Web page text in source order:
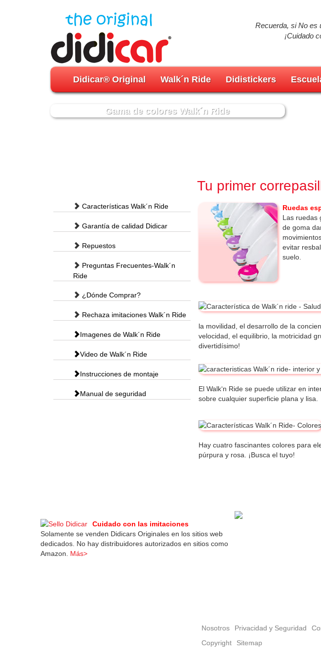
Recuerda, si No es
¡Cuidado
Didicar® Original Walk´n Ride Didistickers
Gama de colores Walk´n Ride
Características Walk´n Ride
Garantía de calidad Didicar
Repuestos
Preguntas Frecuentes-Walk´n
Ride
¿Dónde Comprar?
Rechaza imitaciones Walk´n Ride
Imagenes de Walk´n Ride
Video de Walk´n Ride
Instrucciones de montaje
Manual de seguridad
Tu primer
Ruedas
Las ruedas
de goma
evitar
suelo.
la movilidad, el desarrollo de la
velocidad, el equilibrio, la motricidad
divertidísimo!
El Walk‘n Ride se puede utilizar en
sobre cualquier superficie plana y lisa.
Hay cuatro fascinantes colores para
púrpura y rosa. ¡Busca el tuyo!
Cuidado con las imitaciones
Solamente se venden Didicars Originales en los sitios web
dedicados. No hay distribuidores autorizados en sitios como
Amazon. Más>
Nosotros Privacidad y Seguridad
Copyright
Sitemap